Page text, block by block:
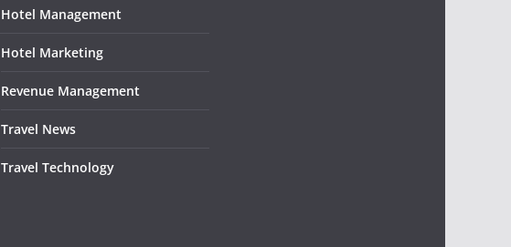
Hotel Management
Hotel Marketing
Revenue Management
Travel News
Travel Technology